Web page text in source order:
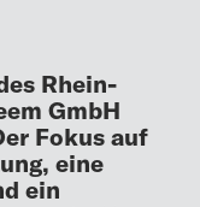
Rhein-
GmbH
Fokus auf
eine
ein